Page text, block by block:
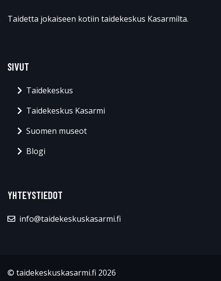
Taidetta jokaiseen kotiin taidekeskus Kasarmilta.
SIVUT
Taidekeskus
Taidekeskus Kasarmi
Suomen museot
Blogi
YHTEYSTIEDOT
info@taidekeskuskasarmi.fi
© taidekeskuskasarmi.fi 2026